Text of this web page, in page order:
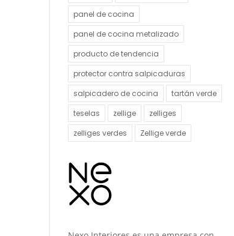
panel de cocina
panel de cocina metalizado
producto de tendencia
protector contra salpicaduras
salpicadero de cocina
tartán verde
teselas
zellige
zelliges
zelliges verdes
Zellige verde